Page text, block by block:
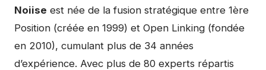
Noiise est née de la fusion stratégique entre 1ère
Position (créée en 1999) et Open Linking (fondée
en 2010), cumulant plus de 34 années
d’expérience. Avec plus de 80 experts répartis